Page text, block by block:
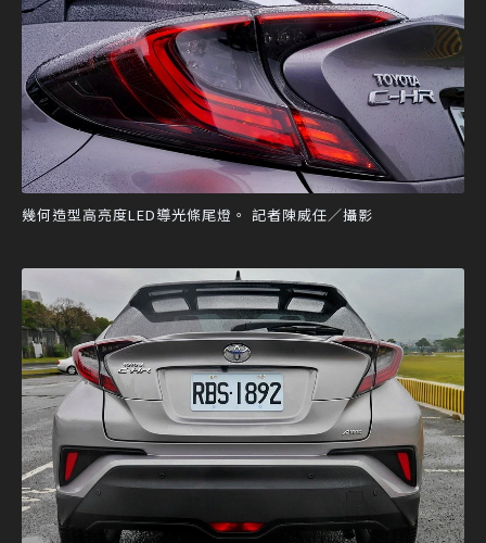
幾何造型高亮度LED導光條尾燈。 記者陳威任／攝影